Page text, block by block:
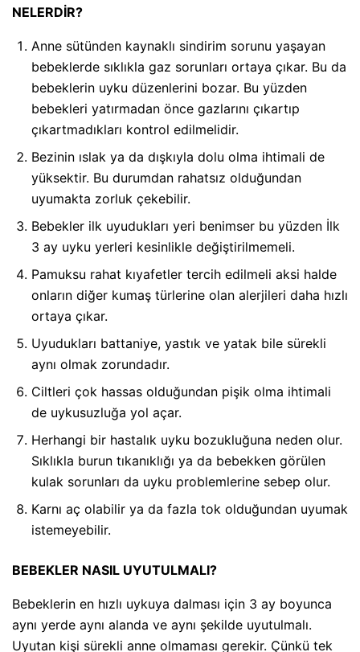
NELERDİR?
Anne sütünden kaynaklı sindirim sorunu yaşayan
bebeklerde sıklıkla gaz sorunları ortaya çıkar. Bu da
bebeklerin uyku düzenlerini bozar. Bu yüzden
bebekleri yatırmadan önce gazlarını çıkartıp
çıkartmadıkları kontrol edilmelidir.
Bezinin ıslak ya da dışkıyla dolu olma ihtimali de
yüksektir. Bu durumdan rahatsız olduğundan
uyumakta zorluk çekebilir.
Bebekler ilk uyudukları yeri benimser bu yüzden İlk
3 ay uyku yerleri kesinlikle değiştirilmemeli.
Pamuksu rahat kıyafetler tercih edilmeli aksi halde
onların diğer kumaş türlerine olan alerjileri daha hızlı
ortaya çıkar.
Uyudukları battaniye, yastık ve yatak bile sürekli
aynı olmak zorundadır.
Ciltleri çok hassas olduğundan pişik olma ihtimali
de uykusuzluğa yol açar.
Herhangi bir hastalık uyku bozukluğuna neden olur.
Sıklıkla burun tıkanıklığı ya da bebekken görülen
kulak sorunları da uyku problemlerine sebep olur.
Karnı aç olabilir ya da fazla tok olduğundan uyumak
istemeyebilir.
BEBEKLER NASIL UYUTULMALI?
Bebeklerin en hızlı uykuya dalması için 3 ay boyunca
aynı yerde aynı alanda ve aynı şekilde uyutulmalı.
Uyutan kişi sürekli anne olmaması gerekir. Çünkü tek